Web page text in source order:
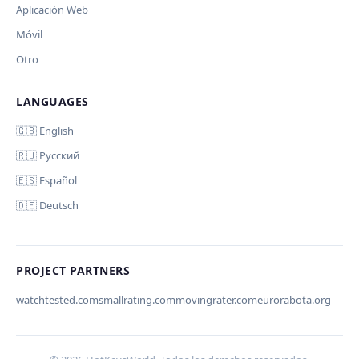
Your email (for notification)
Aplicación Web
Móvil
Otro
LANGUAGES
🇬🇧 English
🇷🇺 Русский
🇪🇸 Español
🇩🇪 Deutsch
PROJECT PARTNERS
watchtested.comsmallrating.commovingrater.comeurorabota.org